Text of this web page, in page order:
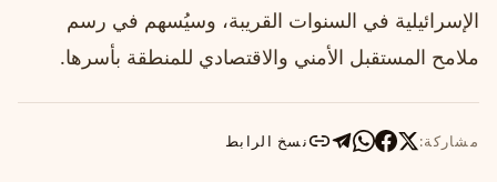
الإسرائيلية في السنوات القريبة، وسيُسهم في رسم
ملامح المستقبل الأمني والاقتصادي للمنطقة بأسرها.
مشاركة: نسخ الرابط